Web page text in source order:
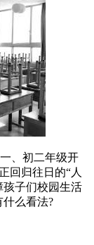
、初二年级开
回归往日的“人
孩子们校园生活
么看法?